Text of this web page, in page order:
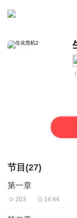
节目(27)
第一章
203 14:44